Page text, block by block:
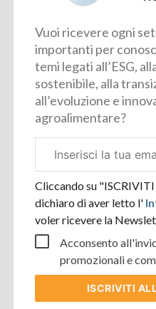
Vuoi ricevere ogni
importanti per
temi legati all’ESG,
sostenibile, alla
all’evoluzione e
agroalimentare?
aziendale
Cliccando su
dichiaro di aver letto l'
voler ricevere la
Acconsento
promozionali e
ISCRIVITI